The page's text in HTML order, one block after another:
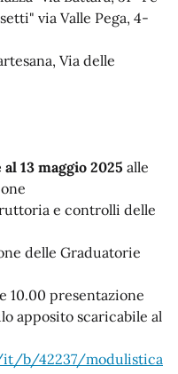
via Valle Pega, 4-
Via delle
13 maggio 2025 alle
e controlli delle
delle Graduatorie
10.00 presentazione
apposito scaricabile al
b/42237/modulistica